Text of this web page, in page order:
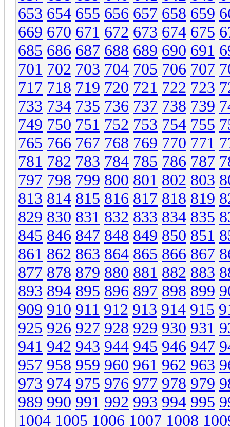
653 654 655 656 657 658 659
669 670 671 672 673 674 675
685 686 687 688 689 690 691
701 702 703 704 705 706 707
717 718 719 720 721 722 723
733 734 735 736 737 738 739
749 750 751 752 753 754 755
765 766 767 768 769 770 771
781 782 783 784 785 786 787
797 798 799 800 801 802 803
813 814 815 816 817 818 819
829 830 831 832 833 834 835
845 846 847 848 849 850 851
861 862 863 864 865 866 867
877 878 879 880 881 882 883
893 894 895 896 897 898 899
909 910 911 912 913 914 915
925 926 927 928 929 930 931
941 942 943 944 945 946 947
957 958 959 960 961 962 963
973 974 975 976 977 978 979
989 990 991 992 993 994 995
1004 1005 1006 1007 1008